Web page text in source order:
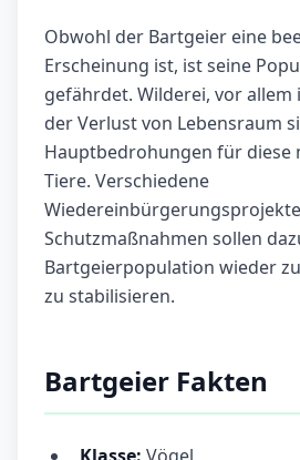
Obwohl der Bartgeier eine
Erscheinung ist, ist seine
gefährdet. Wilderei, vor allem
der Verlust von Lebensraum
Hauptbedrohungen für diese
Tiere. Verschiedene
Schutzmaßnahmen sollen
Bartgeierpopulation wieder
zu stabilisieren.
Bartgeier Fakten